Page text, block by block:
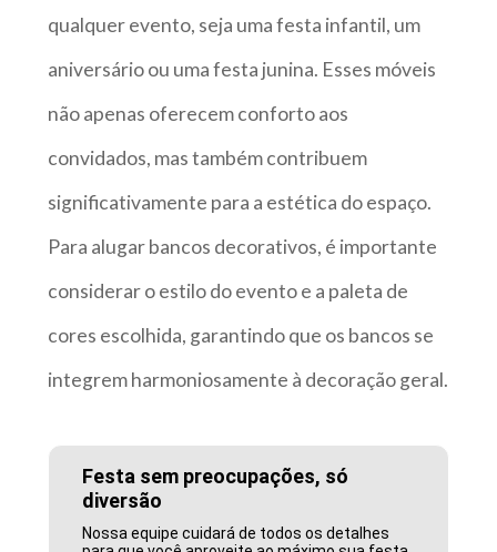
qualquer evento, seja uma festa infantil, um
aniversário ou uma festa junina. Esses móveis
não apenas oferecem conforto aos
convidados, mas também contribuem
significativamente para a estética do espaço.
Para alugar bancos decorativos, é importante
considerar o estilo do evento e a paleta de
cores escolhida, garantindo que os bancos se
integrem harmoniosamente à decoração geral.
Festa sem preocupações, só
diversão
Nossa equipe cuidará de todos os detalhes